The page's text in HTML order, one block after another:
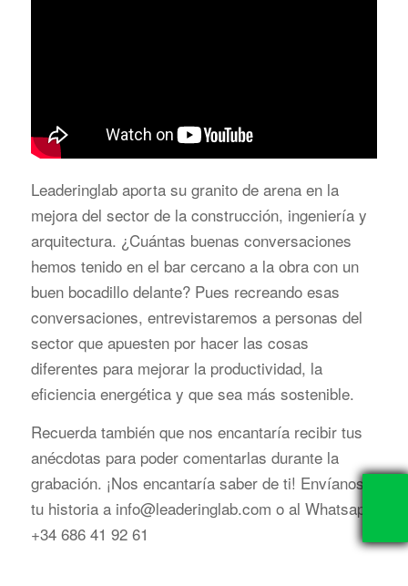
Leaderinglab aporta su granito de arena en la
mejora del sector de la construcción, ingeniería y
arquitectura. ¿Cuántas buenas conversaciones
hemos tenido en el bar cercano a la obra con un
buen bocadillo delante? Pues recreando esas
conversaciones, entrevistaremos a personas del
sector que apuesten por hacer las cosas
diferentes para mejorar la productividad, la
eficiencia energética y que sea más sostenible.
Recuerda también que nos encantaría recibir tus
anécdotas para poder comentarlas durante la
grabación. ¡Nos encantaría saber de ti! Envíanos
tu historia a info@leaderinglab.com o al Whatsapp
+34 686 41 92 61